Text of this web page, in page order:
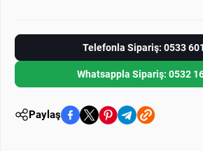
Telefonla Sipariş: 0533
Whatsappla Sipariş: 0532
Paylaş